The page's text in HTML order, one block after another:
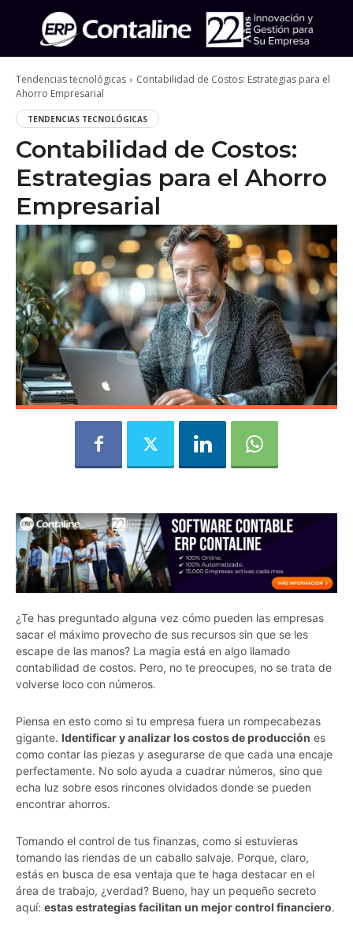
Tendencias tecnológicas
Contabilidad de Costos: Estrategias para el
Ahorro Empresarial
TENDENCIAS TECNOLÓGICAS
Contabilidad de Costos:
Estrategias para el Ahorro
Empresarial
¿Te has preguntado alguna vez cómo pueden las empresas
sacar el máximo provecho de sus recursos sin que se les
escape de las manos? La magia está en algo llamado
contabilidad de costos. Pero, no te preocupes, no se trata de
volverse loco con números.
Piensa en esto como si tu empresa fuera un rompecabezas
gigante. Identificar y analizar los costos de producción es
como contar las piezas y asegurarse de que cada una encaje
perfectamente. No solo ayuda a cuadrar números, sino que
echa luz sobre esos rincones olvidados donde se pueden
encontrar ahorros.
Tomando el control de tus finanzas, como si estuvieras
tomando las riendas de un caballo salvaje. Porque, claro,
estás en busca de esa ventaja que te haga destacar en el
área de trabajo, ¿verdad? Bueno, hay un pequeño secreto
aquí: estas estrategias facilitan un mejor control financiero.